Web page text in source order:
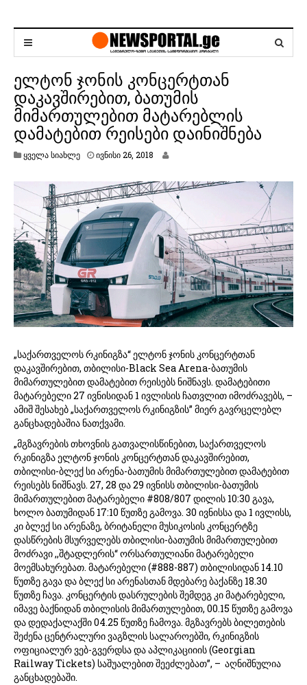
ელტონ ჯონის კონცერტთან
დაკავშირებით, ბათუმის
მიმართულებით მატარებლის
დამატებით რეისები დაინიშნება
ყველა სიახლე ივნისი 26, 2018
ი
ს
ი
2
6
,
2
1
„საქართველოს რკინიგზა“ ელტონ ჯონის კონცერტთან
დაკავშირებით, თბილისი-Black Sea Arena-ბათუმის
მიმართულებით დამატებით რეისებს ნიშნავს. დამატებითი
მატარებელი 27 ივნისიდან 1 ივლისის ჩათვლით იმოძრავებს, –
ამიშ შესახებ „საქართველოს რკინიგზის” მიერ გავრცელებლ
განცხადებაშია ნათქვამი.
„მგზავრების თხოვნის გათვალისწინებით, საქართველოს
რკინიგზა ელტონ ჯონის კონცერტთან დაკავშირებით,
თბილისი-ბლექ სი არენა-ბათუმის მიმართულებით დამატებით
რეისებს ნიშნავს. 27, 28 და 29 ივნისს თბილისი-ბათუმის
მიმართულებით მატარებელი #808/807 დილის 10:30 გავა,
ხოლო ბათუმიდან 17:10 წუთზე გამოვა. 30 ივნისსა და 1 ივლისს,
კი ბლექ სი არენაზე, ბრიტანელი მუსიკოსის კონცერტზე
დასწრების მსურველებს თბილისი-ბათუმის მიმართულებით
მოძრავი ,,შტადლერის“ ორსართულიანი მატარებელი
მოემსახურებათ. მატარებელი (#888-887) თბილისიდან 14.10
წუთზე გავა და ბლექ სი არენასთან მდებარე ბაქანზე 18.30
წუთზე ჩავა. კონცერტის დასრულების შემდეგ კი მატარებელი,
იმავე ბაქნიდან თბილისის მიმართულებით, 00.15 წუთზე გამოვა
და დედაქალაქში 04.25 წუთზე ჩამოვა. მგზავრებს ბილეთების
შეძენა ცენტრალური ვაგზლის სალაროებში, რკინიგზის
ოფიციალურ ვებ-გვერდსა და აპლიკაციიის (Georgian
Railway Tickets) საშუალებით შეეძლებათ”, – აღნიშნულია
განცხადებაში.